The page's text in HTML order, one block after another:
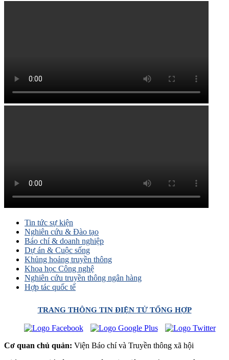
Tin tức sự kiện
Nghiên cứu & Đào tạo
Báo chí & doanh nghiệp
Dự án & Cuộc sống
Khủng hoảng truyền thông
Khoa học Công nghệ
Nghiên cứu truyền thông ngân hàng
Hợp tác quốc tế
TRANG THÔNG TIN ĐIỆN TỬ TỔNG HỢP
Cơ quan chủ quản: Viện Báo chí và Truyền thông xã hội